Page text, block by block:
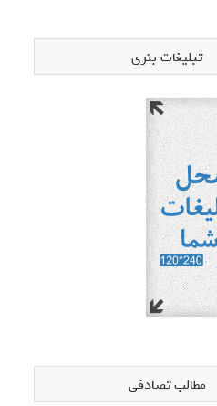
تبلیغات بنری
مطالب تصادفی